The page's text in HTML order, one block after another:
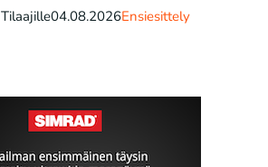
Tilaajille04.08.2026Ensiesittely